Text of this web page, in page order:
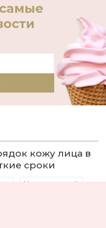
кожу лица в
сроки
Уход за кожей